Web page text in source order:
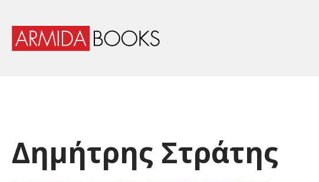
Δημήτρης Στράτης